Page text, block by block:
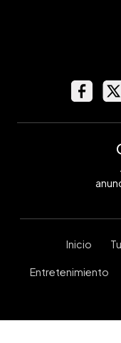
Inicio
Entretenimiento